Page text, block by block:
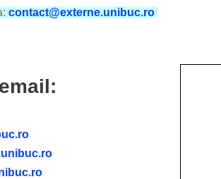
contact@externe.unibuc.ro